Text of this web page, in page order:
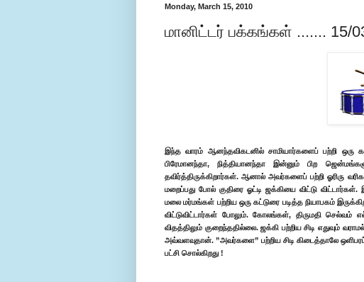
Monday, March 15, 2010
மானிட்டர் பக்கங்கள் ....... 15/
இந்த வாரம் ஆனந்தவிகடனில் சாமியார்களைப் பற்றி ஒரு
பிரேமானந்தா, நித்தியானந்தா இன்னும் பிற
தவிர்த்திருக்கிறார்கள். ஆனால் அவர்களைப் பற்றி ஓரிரு
மறைப்பது போல் குதிரை ஓட்டி ஜக்கியை விட்டு
மலை மர்மங்கள் பற்றிய ஒரு கட்டுரை படித்த நியாபகம்
விட்டுவிட்டார்கள் போலும். கோலங்கள், திருமதி செல்வம்
விதத்திலும் குறைந்ததில்லை. ஜக்கி பற்றிய சிடி எதுவும்
அவ்வளவுதான். ”அவர்களை” பற்றிய சிடி கிடைத்தாலே
பட்சி சொல்கிறது !